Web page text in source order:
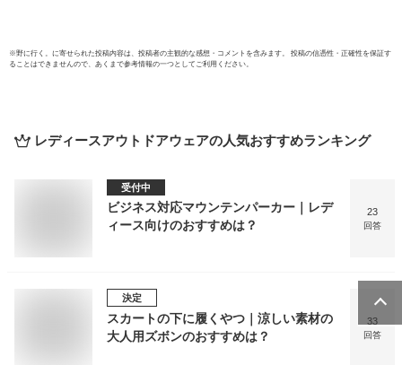
※野に行く。 に寄せられた投稿内容は、投稿者の主観的な感想・コメントを含みます。 投稿の信憑性・正確性を保証す
ることはできませんので、あくまで参考情報の一つとしてご利用ください。
レディースアウトドアウェアの人気おすすめランキング
受付中
ビジネス対応マウンテンパーカー｜レデ
ィース向けのおすすめは？
23
回答
決定
スカートの下に履くやつ｜涼しい素材の
大人用ズボンのおすすめは？
33
回答